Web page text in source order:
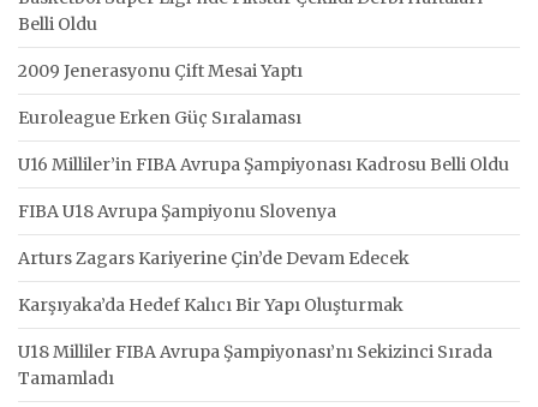
Belli Oldu
2009 Jenerasyonu Çift Mesai Yaptı
Euroleague Erken Güç Sıralaması
U16 Milliler’in FIBA Avrupa Şampiyonası Kadrosu Belli Oldu
FIBA U18 Avrupa Şampiyonu Slovenya
Arturs Zagars Kariyerine Çin’de Devam Edecek
Karşıyaka’da Hedef Kalıcı Bir Yapı Oluşturmak
U18 Milliler FIBA Avrupa Şampiyonası’nı Sekizinci Sırada
Tamamladı